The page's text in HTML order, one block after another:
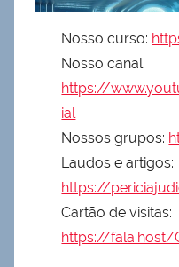
Nosso curso:
Nosso canal:
https://
ial
Nossos grupos:
Laudos e artigos:
https://
Cartão de visitas:
https://fala.host/